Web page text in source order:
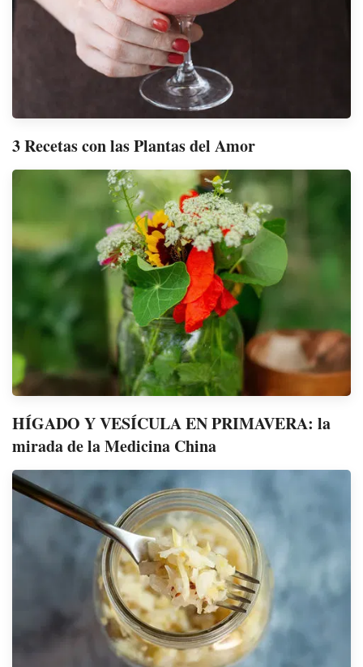
3 Recetas con las Plantas del Amor
HÍGADO Y VESÍCULA EN PRIMAVERA: la
mirada de la Medicina China